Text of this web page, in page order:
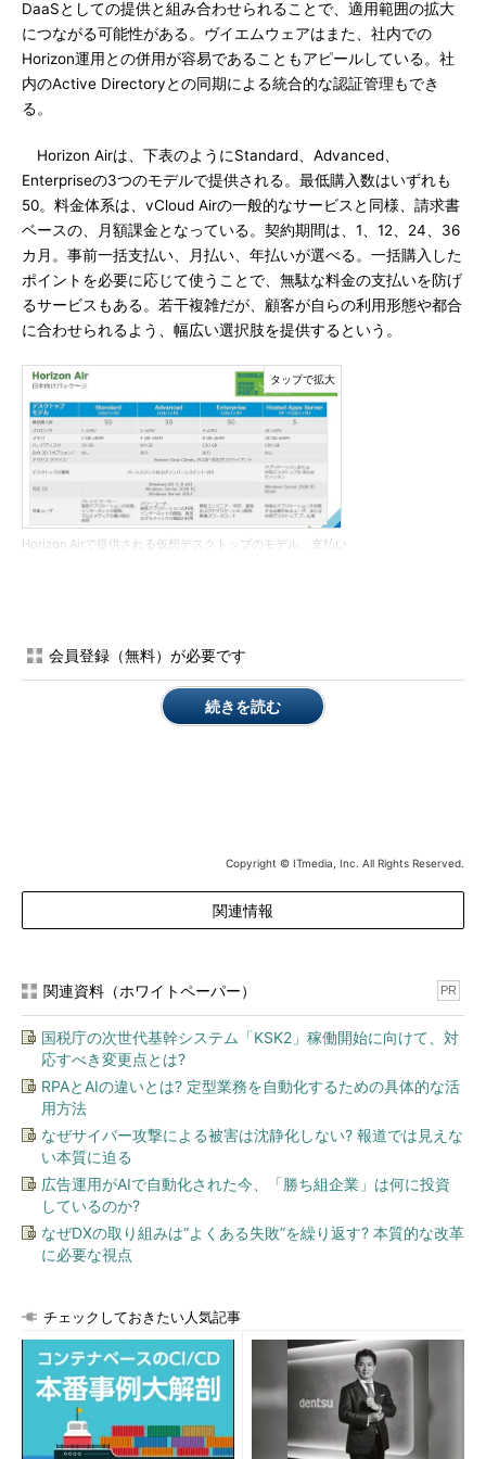
DaaSとしての提供と組み合わせられることで、適用範囲の拡大
につながる可能性がある。ヴイエムウェアはまた、社内での
Horizon運用との併用が容易であることもアピールしている。社
内のActive Directoryとの同期による統合的な認証管理もでき
る。
Horizon Airは、下表のようにStandard、Advanced、
Enterpriseの3つのモデルで提供される。最低購入数はいずれも
50。料金体系は、vCloud Airの一般的なサービスと同様、請求書
ベースの、月額課金となっている。契約期間は、1、12、24、36
カ月。事前一括支払い、月払い、年払いが選べる。一括購入した
ポイントを必要に応じて使うことで、無駄な料金の支払いを防げ
るサービスもある。若干複雑だが、顧客が自らの利用形態や都合
に合わせられるよう、幅広い選択肢を提供するという。
Horizon Airで提供される仮想デスクトップのモデル。支払い
いざというときのために仮想デスクトップを待機させるサー
させておき、非常時に立ち上げて使えるというもの。ここでも
Active Directoryとの連携で、ユーザー情報と認証の管理が行え
ルド」「シルバー」「ブロンズ」の3クラスが提供される。料金
の目安は、Standardのブロンズが1か月契約の場合、1デスクトッ
プ月額700円。一度立ち上げると、別途日額300円で最低7日間、
つまり2100円が掛かる。もともとディザスタリカバリ（災害対
策）のためのサービスだが、パッチ当てのテストなどのための利
用も考えられるという。
Horizon Air Desktop DRは、立ち上げまでに掛かる時間によ
り、3つのサービスクラスで展開される
なお、Desktop DRでは、ユーザーのアプリケーションデータ
を、何らかの形で事前にバックアップしておく方法は提供されて
いない。必要であれば、別途vCloud Airにバックアップするなど
会員登録（無料）が必要です
続きを読む
Copyright © ITmedia, Inc. All Rights Reserved.
関連情報
関連資料（ホワイトペーパー） PR
国税庁の次世代基幹システム「KSK2」稼働開始に向けて、対
応すべき変更点とは?
RPAとAIの違いとは? 定型業務を自動化するための具体的な活
用方法
なぜサイバー攻撃による被害は沈静化しない? 報道では見えな
い本質に迫る
広告運用がAIで自動化された今、「勝ち組企業」は何に投資
しているのか?
なぜDXの取り組みは“よくある失敗”を繰り返す? 本質的な改革
に必要な視点
チェックしておきたい人気記事